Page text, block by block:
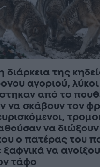
διάρκεια της
αγοριού, λύκοι
από το
να σκάβουν τον
να
ο πατέρας του
ξαφνικά να
τάφο